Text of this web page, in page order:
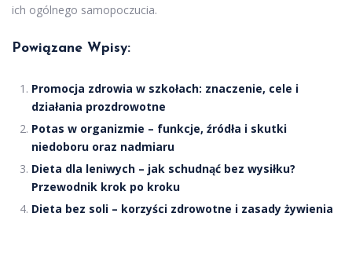
ich ogólnego samopoczucia.
Powiązane Wpisy:
Promocja zdrowia w szkołach: znaczenie, cele i
działania prozdrowotne
Potas w organizmie – funkcje, źródła i skutki
niedoboru oraz nadmiaru
Dieta dla leniwych – jak schudnąć bez wysiłku?
Przewodnik krok po kroku
Dieta bez soli – korzyści zdrowotne i zasady żywienia